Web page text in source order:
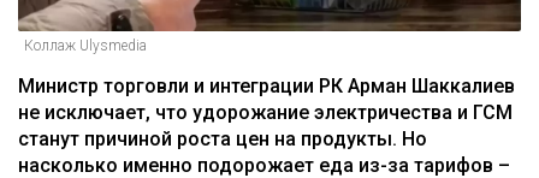
Коллаж Ulysmedia
Министр торговли и интеграции РК Арман Шаккалиев
не исключает, что удорожание электричества и ГСМ
станут причиной роста цен на продукты. Но
насколько именно подорожает еда из-за тарифов –